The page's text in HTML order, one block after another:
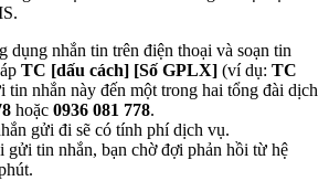
dụng nhắn tin trên điện thoại và soạn tin
TC [dấu cách] [Số GPLX] (ví dụ: TC
tin nhắn này đến một trong hai tổng đài dịch
hoặc 0936 081 778.
gửi đi sẽ có tính phí dịch vụ.
gửi tin nhắn, bạn chờ đợi phản hồi từ hệ